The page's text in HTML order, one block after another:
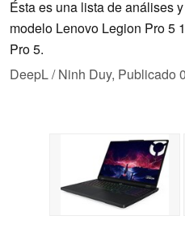
Ésta es una lista de análises
modelo Lenovo Legion Pro 5
Pro 5.
DeepL / Ninh Duy, Publicado